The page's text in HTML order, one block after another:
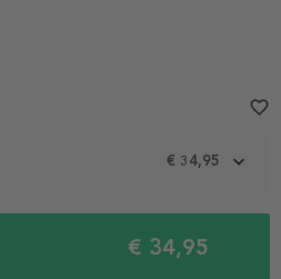
€ 34,95
€ 34,95
favorite_border